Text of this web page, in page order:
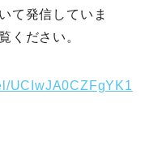
て発信していま
ください。
UCIwJA0CZFgYK1